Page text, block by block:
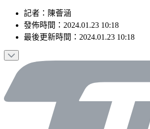
記者 ： 陳薈涵
發佈時間： 2024.01.23 10:18
最後更新時間： 2024.01.23 10:18